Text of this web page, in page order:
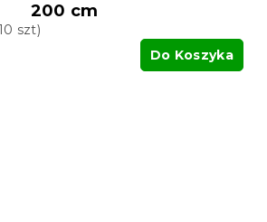
200 cm
szt)
Do Koszyka